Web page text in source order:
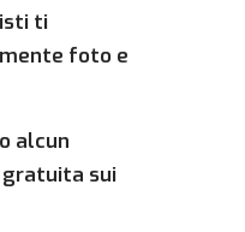
ti
foto e
alcun
gratuita sui